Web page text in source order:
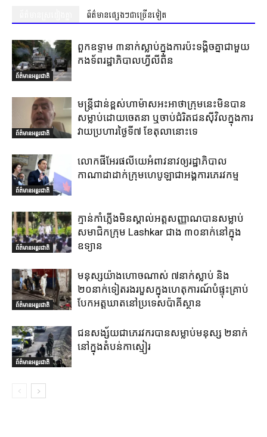
ព័ត៌មានផ្សេងៗជាច្រើនទៀត
ព័ត៌មានអន្តរជាតិ
ពួកឧទ្ទាម ៣នាក់ស្លាប់ក្នុងការប៉ះទង្គិចគ្នាជាមួយ
កងទ័ពរដ្ឋាភិបាលហ្វីលីពីន
ព័ត៌មានអន្តរជាតិ
មន្ត្រីជាន់ខ្ពស់ហាម៉ាសអះអាថាក្រុមនេះមិនបាន
សម្លាប់ដោយចេតនា ឬចាប់ជំរិតជនស៊ីវិលក្នុងការ
វាយប្រហារថ្ងៃទី៧ ខែតុលានោះទេ
ព័ត៌មានអន្តរជាតិ
លោកផីអែរផលីយេអំពាវនាវឲ្យរដ្ឋាភិបាល
កាណាដាដាក់ក្រុមហេបូឡាជាអង្គការភេរវកម្ម
ព័ត៌មានអន្តរជាតិ
ក្មាន់កាំភ្លើងមិនស្គាល់អត្តសញ្ញាណបានសម្លាប់
សមាជិកក្រុម Lashkar ជាង ៣០នាក់នៅក្នុង
ឧទ្យាន
ព័ត៌មានអន្តរជាតិ
មនុស្សយ៉ាងហោចណាស់ ៧នាក់ស្លាប់ និង
២០នាក់ទៀតរងរបួសក្នុងហេតុការណ៍បំផ្ទុះគ្រាប់
បែកអត្តឃាតនៅប្រទេសប៉ាគីស្ថាន
ព័ត៌មានអន្តរជាតិ
ជនសង្ស័យជាភេរវករបានសម្លាប់មនុស្ស ២នាក់
នៅក្នុងតំបន់កាស្មៀរ